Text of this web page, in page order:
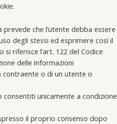
che l’utente debba essere
degli stessi ed esprimere così il
riferisce l’art. 122 del Codice
delle informazioni
contraente o di un utente o
unicamente a condizione
il proprio consenso dopo